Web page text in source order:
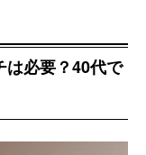
は必要？40代で